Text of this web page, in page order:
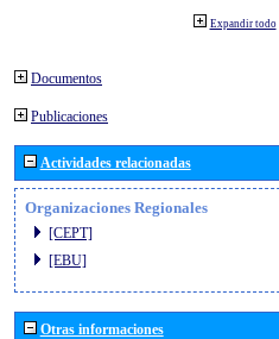
Expandir todo
Documentos
Publicaciones
Actividades relacionadas
Organizaciones Regionales
[CEPT]
[EBU]
Otras informaciones